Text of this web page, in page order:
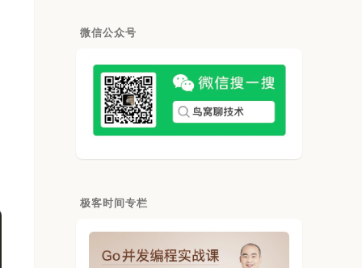
微信公众号
极客时间专栏